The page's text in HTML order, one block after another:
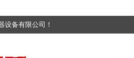
设备有限公司！